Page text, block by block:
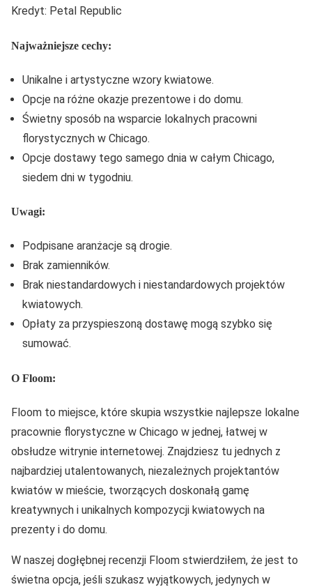
Kredyt: Petal Republic
Najważniejsze cechy:
Unikalne i artystyczne wzory kwiatowe.
Opcje na różne okazje prezentowe i do domu.
Świetny sposób na wsparcie lokalnych pracowni
florystycznych w Chicago.
Opcje dostawy tego samego dnia w całym Chicago,
siedem dni w tygodniu.
Uwagi:
Podpisane aranżacje są drogie.
Brak zamienników.
Brak niestandardowych i niestandardowych projektów
kwiatowych.
Opłaty za przyspieszoną dostawę mogą szybko się
sumować.
O Floom:
Floom to miejsce, które skupia wszystkie najlepsze lokalne
pracownie florystyczne w Chicago w jednej, łatwej w
obsłudze witrynie internetowej. Znajdziesz tu jednych z
najbardziej utalentowanych, niezależnych projektantów
kwiatów w mieście, tworzących doskonałą gamę
kreatywnych i unikalnych kompozycji kwiatowych na
prezenty i do domu.
W naszej dogłębnej recenzji Floom stwierdziłem, że jest to
świetna opcja, jeśli szukasz wyjątkowych, jedynych w